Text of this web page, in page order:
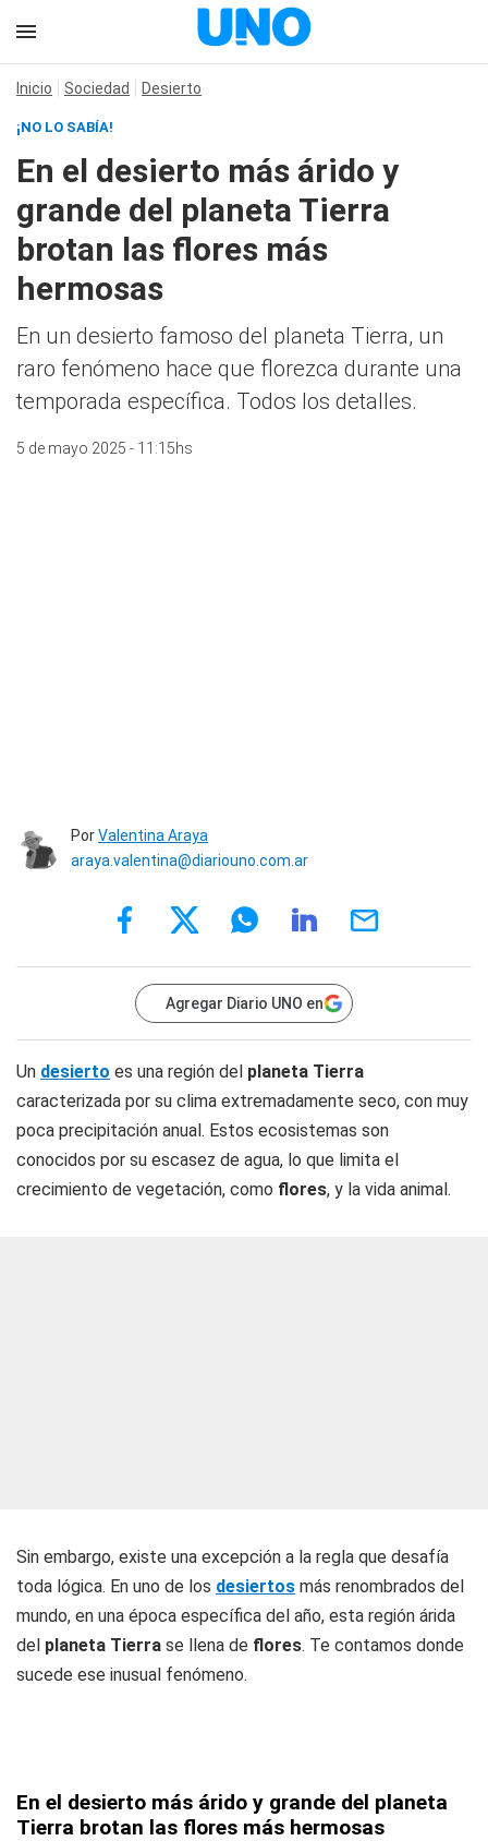
Inicio Sociedad Desierto
¡NO LO SABÍA!
En el desierto más árido y
grande del planeta Tierra
brotan las flores más
hermosas
En un desierto famoso del planeta Tierra, un
raro fenómeno hace que florezca durante una
temporada específica. Todos los detalles.
5 de mayo 2025 - 11:15hs
PorValentina Araya
araya.valentina@diariouno.com.ar
Agregar Diario UNO en
Un desierto es una región del planeta Tierra
caracterizada por su clima extremadamente seco, con muy
poca precipitación anual. Estos ecosistemas son
conocidos por su escasez de agua, lo que limita el
crecimiento de vegetación, como flores, y la vida animal.
Sin embargo, existe una excepción a la regla que desafía
toda lógica. En uno de los desiertos más renombrados del
mundo, en una época específica del año, esta región árida
del planeta Tierra se llena de flores. Te contamos donde
sucede ese inusual fenómeno.
En el desierto más árido y grande del planeta
Tierra brotan las flores más hermosas